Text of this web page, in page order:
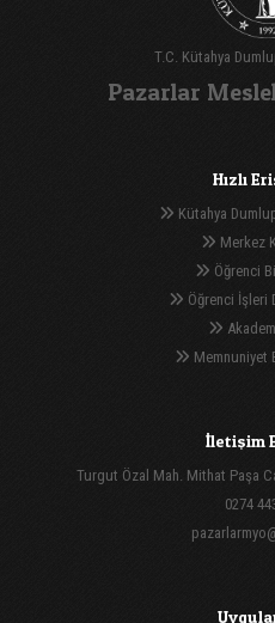
T.C. Kütahya
Pazarlar
Hızlı
Kütahya
Merkez
Öğrenci
Öğrenci İşleri
Memnuniyet
İletişim
Turgut Özal Mah. Mithat Paşa
0274